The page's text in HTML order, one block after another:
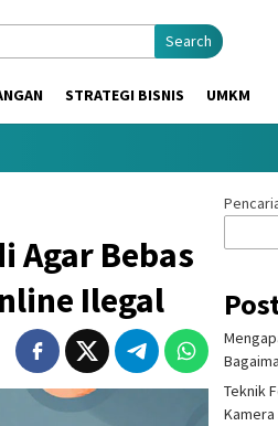
Search
STRATEGI BISNIS UMKM
Agar Bebas
Ilegal
Teknik
Kamera